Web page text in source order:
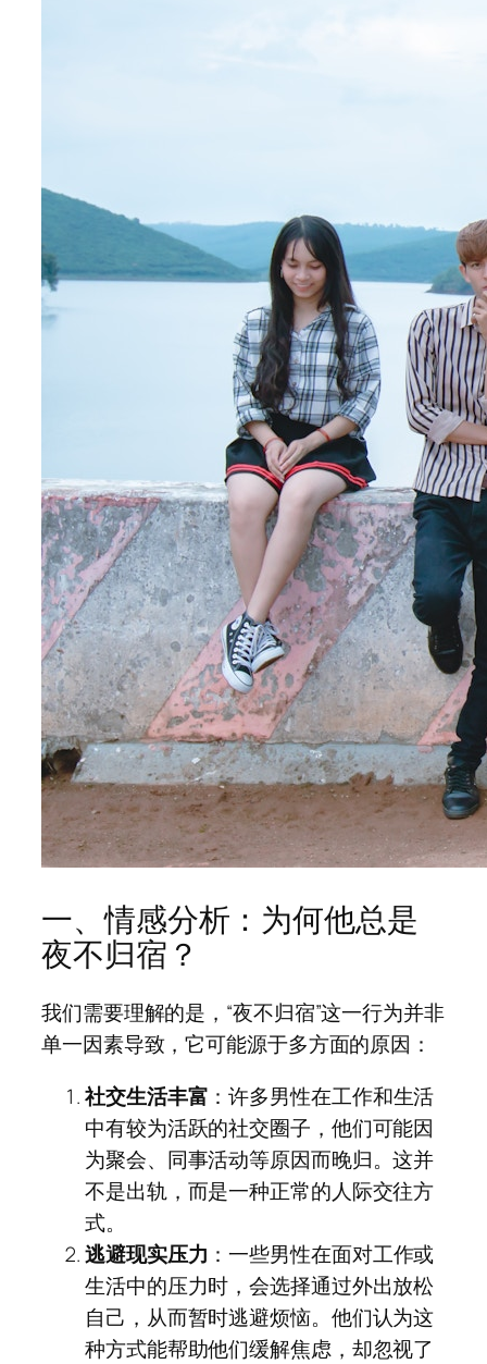
一、情感分析：为何他总是
夜不归宿？
我们需要理解的是，“夜不归宿”这一行为并非
单一因素导致，它可能源于多方面的原因：
社交生活丰富 ：许多男性在工作和生活
中有较为活跃的社交圈子，他们可能因
为聚会、同事活动等原因而晚归。这并
不是出轨，而是一种正常的人际交往方
式。
逃避现实压力 ：一些男性在面对工作或
生活中的压力时，会选择通过外出放松
自己，从而暂时逃避烦恼。他们认为这
种方式能帮助他们缓解焦虑，却忽视了